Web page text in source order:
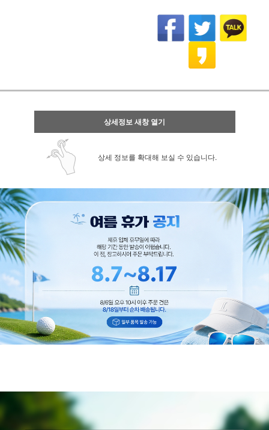
상세정보 새창 열기
상세 정보를 확대해 보실 수 있습니다.